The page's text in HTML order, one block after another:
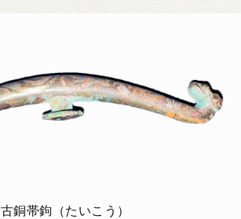
古銅帯鉤（たいこう）